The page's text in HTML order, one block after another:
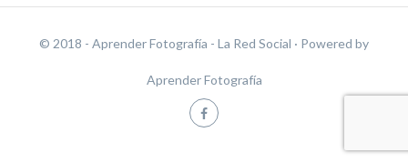
© 2018 - Aprender Fotografía - La Red Social · Powered by
Aprender Fotografía